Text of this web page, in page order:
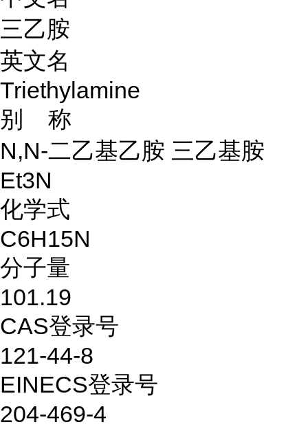
三乙胺
英文名
Triethylamine
别 称
N,N-二乙基乙胺 三乙基胺
Et3N
化学式
C6H15N
分子量
101.19
CAS登录号
121-44-8
EINECS登录号
204-469-4